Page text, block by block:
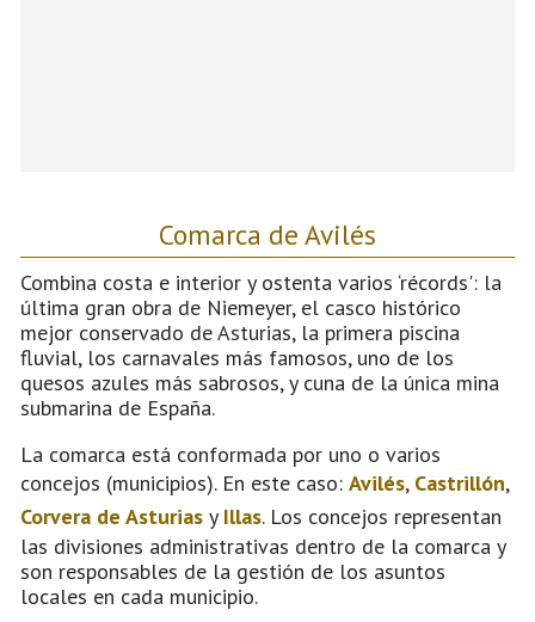
Comarca de Avilés
Combina costa e interior y ostenta varios ‘récords': la
última gran obra de Niemeyer, el casco histórico
mejor conservado de Asturias, la primera piscina
fluvial, los carnavales más famosos, uno de los
quesos azules más sabrosos, y cuna de la única mina
submarina de España.
La comarca está conformada por uno o varios
concejos (municipios). En este caso: Avilés, Castrillón,
Corvera de Asturias y Illas. Los concejos representan
las divisiones administrativas dentro de la comarca y
son responsables de la gestión de los asuntos
locales en cada municipio.